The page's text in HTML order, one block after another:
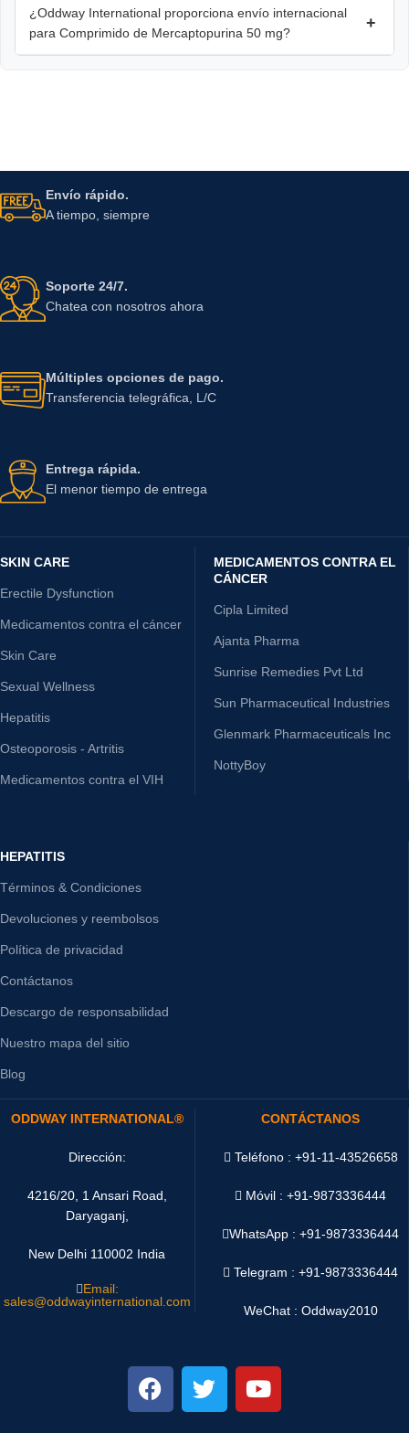
¿Oddway International proporciona envío internacional
para Comprimido de Mercaptopurina 50 mg?
+
Envío rápido.
A tiempo, siempre
Soporte 24/7.
Chatea con nosotros ahora
Múltiples opciones de pago.
Transferencia telegráfica, L/C
Entrega rápida.
El menor tiempo de entrega
SKIN CARE
Erectile Dysfunction
Medicamentos contra el cáncer
Skin Care
Sexual Wellness
Hepatitis
Osteoporosis - Artritis
Medicamentos contra el VIH
MEDICAMENTOS CONTRA EL
CÁNCER
Cipla Limited
Ajanta Pharma
Sunrise Remedies Pvt Ltd
Sun Pharmaceutical Industries
Glenmark Pharmaceuticals Inc
NottyBoy
HEPATITIS
Términos & Condiciones
Devoluciones y reembolsos
Política de privacidad
Contáctanos
Descargo de responsabilidad
Nuestro mapa del sitio
Blog
ODDWAY INTERNATIONAL®
Dirección:
4216/20, 1 Ansari Road,
Daryaganj,
New Delhi 110002 India
Email:
sales@oddwayinternational.com
CONTÁCTANOS
Teléfono : +91-11-43526658
Móvil : +91-9873336444
WhatsApp :+91-9873336444
Telegram : +91-9873336444
WeChat : Oddway2010